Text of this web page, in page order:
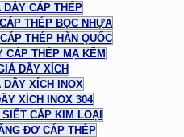
DÂY CÁP THÉP
THÉP BỌC NHỰA
THÉP HÀN QUỐC
CÁP THÉP MẠ KẼM
DÂY XÍCH
DÂY XÍCH INOX
XÍCH INOX 304
CÁP KIM LOẠI
ĐƠ CÁP THÉP